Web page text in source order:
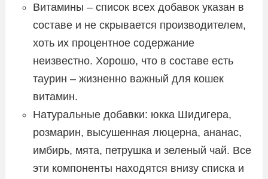
Витамины – список всех добавок указан в
составе и не скрывается производителем,
хоть их процентное содержание
неизвестно. Хорошо, что в составе есть
таурин – жизненно важный для кошек
витамин.
Натуральные добавки: юкка Шидигера,
розмарин, высушенная люцерна, ананас,
имбирь, мята, петрушка и зеленый чай. Все
эти компоненты находятся внизу списка и